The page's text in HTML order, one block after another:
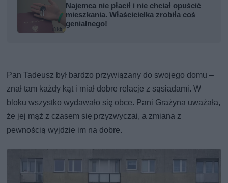
Najemca nie płacił i nie chciał opuścić
mieszkania. Właścicielka zrobiła coś
genialnego!
Pan Tadeusz był bardzo przywiązany do swojego domu –
znał tam każdy kąt i miał dobre relacje z sąsiadami. W
bloku wszystko wydawało się obce. Pani Grażyna uważała,
że jej mąż z czasem się przyzwyczai, a zmiana z
pewnością wyjdzie im na dobre.